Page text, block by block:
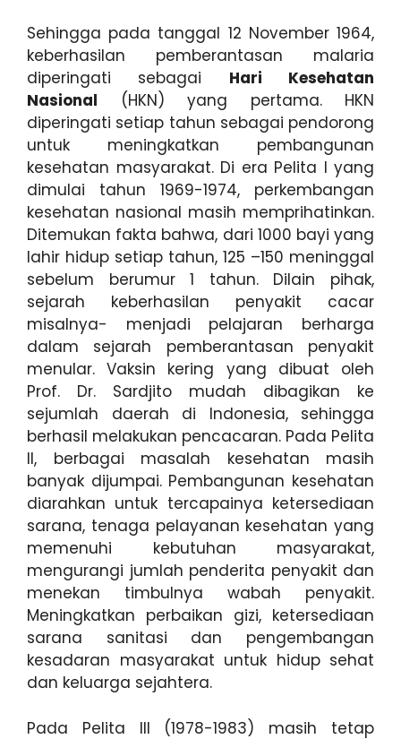
Sehingga pada tanggal 12 November 1964,
keberhasilan pemberantasan malaria
diperingati sebagai Hari Kesehatan
Nasional (HKN) yang pertama. HKN
diperingati setiap tahun sebagai pendorong
untuk meningkatkan pembangunan
kesehatan masyarakat. Di era Pelita I yang
dimulai tahun 1969-1974, perkembangan
kesehatan nasional masih memprihatinkan.
Ditemukan fakta bahwa, dari 1000 bayi yang
lahir hidup setiap tahun, 125 –150 meninggal
sebelum berumur 1 tahun. Dilain pihak,
sejarah keberhasilan penyakit cacar
misalnya- menjadi pelajaran berharga
dalam sejarah pemberantasan penyakit
menular. Vaksin kering yang dibuat oleh
Prof. Dr. Sardjito mudah dibagikan ke
sejumlah daerah di Indonesia, sehingga
berhasil melakukan pencacaran. Pada Pelita
II, berbagai masalah kesehatan masih
banyak dijumpai. Pembangunan kesehatan
diarahkan untuk tercapainya ketersediaan
sarana, tenaga pelayanan kesehatan yang
memenuhi kebutuhan masyarakat,
mengurangi jumlah penderita penyakit dan
menekan timbulnya wabah penyakit.
Meningkatkan perbaikan gizi, ketersediaan
sarana sanitasi dan pengembangan
kesadaran masyarakat untuk hidup sehat
dan keluarga sejahtera.
Pada Pelita III (1978-1983) masih tetap